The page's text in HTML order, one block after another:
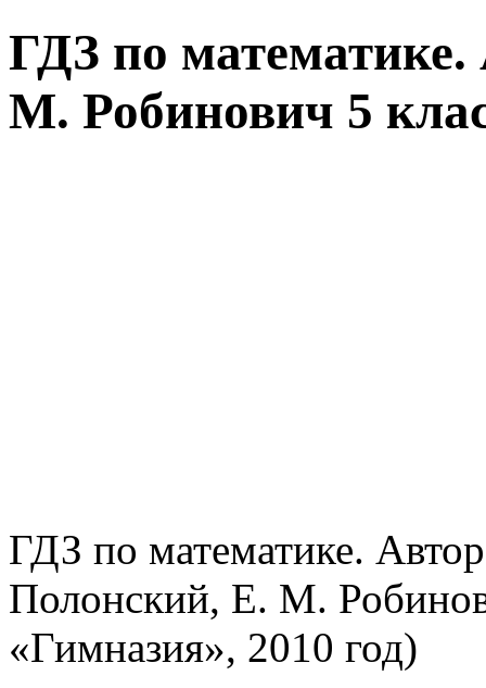
ГДЗ по
М. Робинович 5
ГДЗ по математике.
Полонский, Е. М.
«Гимназия», 2010 год)